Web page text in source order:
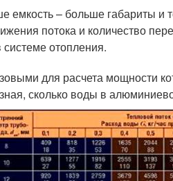
емкость – больше габариты и
потока и количество
отопления.
для расчета мощности
сколько воды в